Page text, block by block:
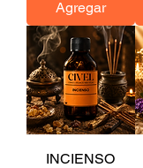
Agregar
INCIENSO